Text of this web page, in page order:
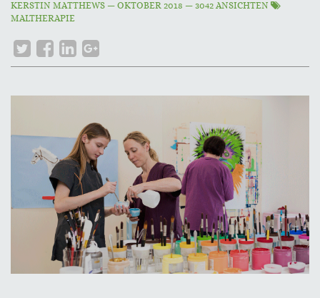
KERSTIN MATTHEWS — OKTOBER 2018 — 3042 ANSICHTEN
MALTHERAPIE